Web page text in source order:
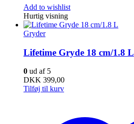
Add to wishlist
Hurtig visning
Gryder
Lifetime Gryde 18 cm/1.8 L
0 ud af 5
DKK 399,00
Tilføj til kurv